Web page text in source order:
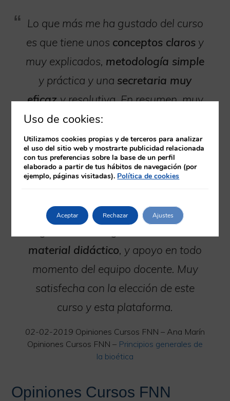
Lo que más me ha gustado del curso
es que tiene unos conceptos claros y
muy explicados, metodología simple
y práctica y una secretaria muy
eficazy resolutiva. En resumen, muy
contenta con el curso.
13-04-2022Opiniones Cursos FNN – Lorena
López
Opiniones Cursos FNN –El papel del técnico de
laboratorio en el diagnóstico clínico y biomédico
material didáctico, y apoyo en todo
momento del equipo docente. Muy
satisfecha con la elección de este
curso y esta plataforma.
02-02-2019 Opiniones Cursos FNN – Ana Marín
Opiniones Cursos FNN – Principios generales de
la bioética
Opiniones Cursos FNN
Uso de cookies:
Utilizamos cookies propias y de terceros para analizar
el uso del sitio web y mostrarte publicidad relacionada
con tus preferencias sobre la base de un perfil
elaborado a partir de tus hábitos de navegación (por
ejemplo, páginas visitadas). Política de cookies
Aceptar Rechazar Ajustes